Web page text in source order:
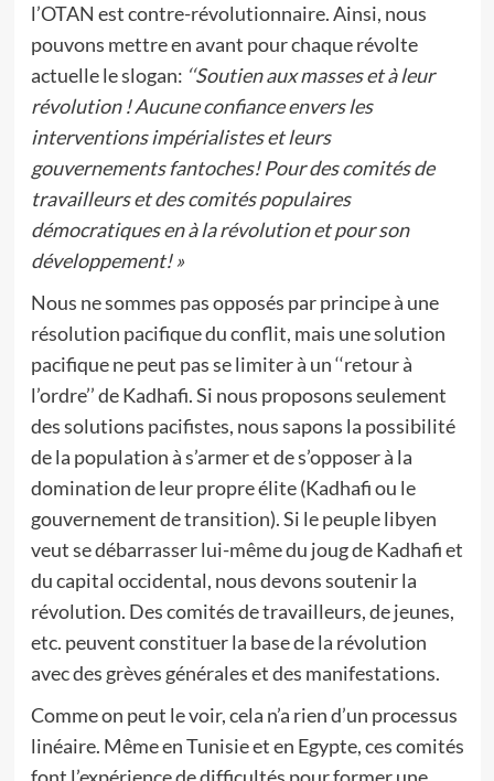
l’OTAN est contre-révolutionnaire. Ainsi, nous
pouvons mettre en avant pour chaque révolte
actuelle le slogan: ‘‘Soutien aux masses et à leur
révolution ! Aucune confiance envers les
interventions impérialistes et leurs
gouvernements fantoches! Pour des comités de
travailleurs et des comités populaires
démocratiques en à la révolution et pour son
développement! »
Nous ne sommes pas opposés par principe à une
résolution pacifique du conflit, mais une solution
pacifique ne peut pas se limiter à un ‘‘retour à
l’ordre’’ de Kadhafi. Si nous proposons seulement
des solutions pacifistes, nous sapons la possibilité
de la population à s’armer et de s’opposer à la
domination de leur propre élite (Kadhafi ou le
gouvernement de transition). Si le peuple libyen
veut se débarrasser lui-même du joug de Kadhafi et
du capital occidental, nous devons soutenir la
révolution. Des comités de travailleurs, de jeunes,
etc. peuvent constituer la base de la révolution
avec des grèves générales et des manifestations.
Comme on peut le voir, cela n’a rien d’un processus
linéaire. Même en Tunisie et en Egypte, ces comités